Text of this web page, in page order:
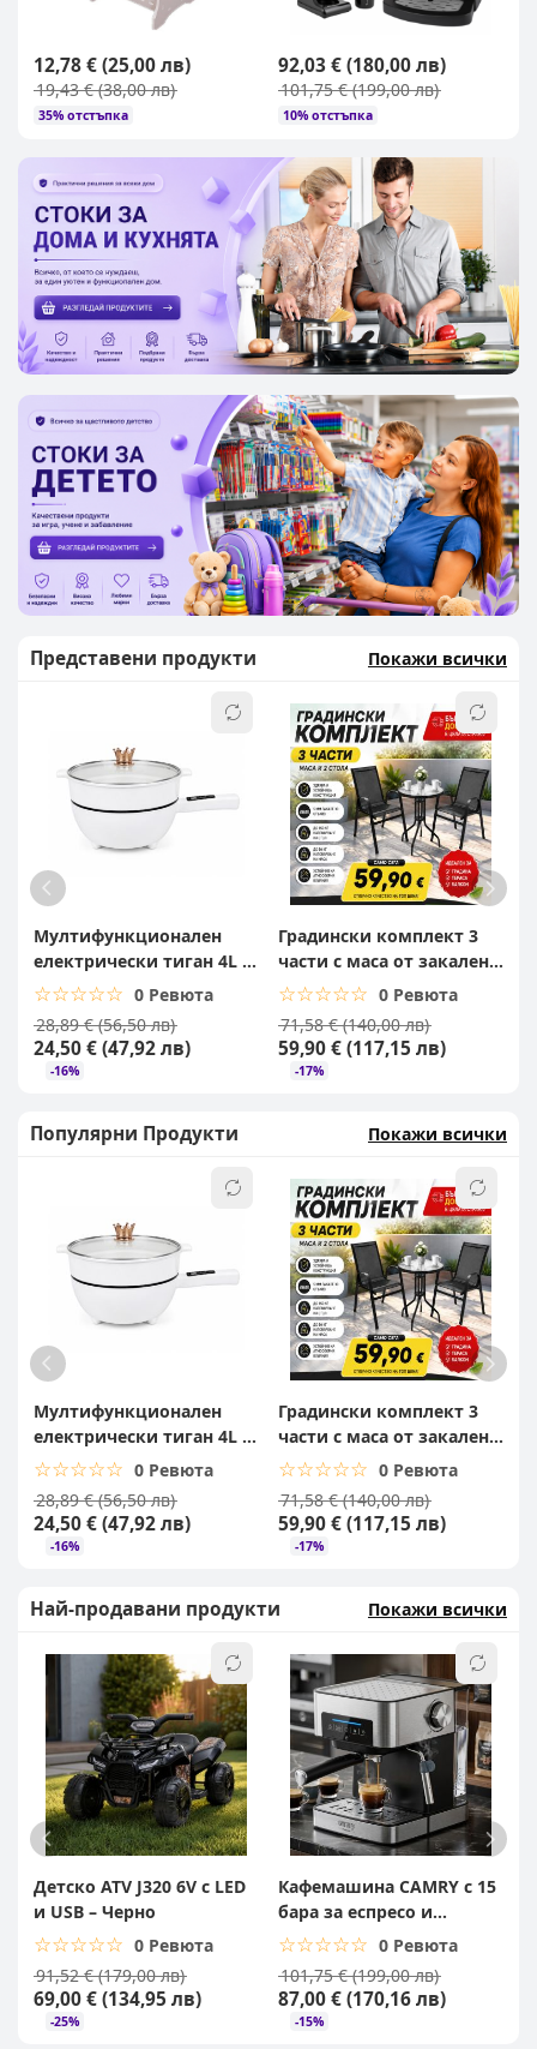
12,78 € (25,00 лв)
19,43 € (38,00 лв)
35% отстъпка
92,03 € (180,00 лв)
101,75 € (199,00 лв)
10% отстъпка
Представени продукти Покажи всички
Мултифункционален
електрически тиган 4L с
капак
☆☆☆☆☆
★★★★★ 0 Ревюта
28,89 € (56,50 лв)
24,50 € (47,92 лв)
-16%
Градински комплект 3
части с маса от закалено
стъкло и 2 стола за
☆☆☆☆☆
★★★★★ 0 Ревюта
71,58 € (140,00 лв)
59,90 € (117,15 лв)
-17%
Популярни Продукти Покажи всички
Мултифункционален
електрически тиган 4L с
капак
☆☆☆☆☆
★★★★★ 0 Ревюта
28,89 € (56,50 лв)
24,50 € (47,92 лв)
-16%
Градински комплект 3
части с маса от закалено
стъкло и 2 стола за
☆☆☆☆☆
★★★★★ 0 Ревюта
71,58 € (140,00 лв)
59,90 € (117,15 лв)
-17%
Най-продавани продукти Покажи всички
Детско ATV J320 6V с LED
и USB – Черно
☆☆☆☆☆
★★★★★ 0 Ревюта
91,52 € (179,00 лв)
69,00 € (134,95 лв)
-25%
Кафемашина CAMRY с 15
бара за еспресо и
капучино
☆☆☆☆☆
★★★★★ 0 Ревюта
101,75 € (199,00 лв)
87,00 € (170,16 лв)
-15%